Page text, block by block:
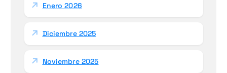
Enero 2026
Diciembre 2025
Noviembre 2025